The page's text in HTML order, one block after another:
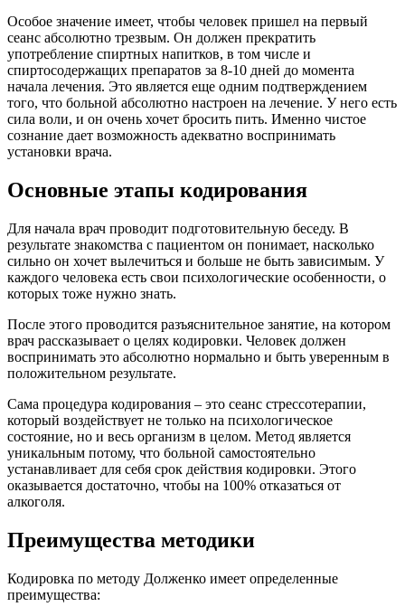
Особое значение имеет, чтобы человек пришел на первый
сеанс абсолютно трезвым. Он должен прекратить
употребление спиртных напитков, в том числе и
спиртосодержащих препаратов за 8-10 дней до момента
начала лечения. Это является еще одним подтверждением
того, что больной абсолютно настроен на лечение. У него есть
сила воли, и он очень хочет бросить пить. Именно чистое
сознание дает возможность адекватно воспринимать
установки врача.
Основные этапы кодирования
Для начала врач проводит подготовительную беседу. В
результате знакомства с пациентом он понимает, насколько
сильно он хочет вылечиться и больше не быть зависимым. У
каждого человека есть свои психологические особенности, о
которых тоже нужно знать.
После этого проводится разъяснительное занятие, на котором
врач рассказывает о целях кодировки. Человек должен
воспринимать это абсолютно нормально и быть уверенным в
положительном результате.
Сама процедура кодирования – это сеанс стрессотерапии,
который воздействует не только на психологическое
состояние, но и весь организм в целом. Метод является
уникальным потому, что больной самостоятельно
устанавливает для себя срок действия кодировки. Этого
оказывается достаточно, чтобы на 100% отказаться от
алкоголя.
Преимущества методики
Кодировка по методу Долженко имеет определенные
преимущества: